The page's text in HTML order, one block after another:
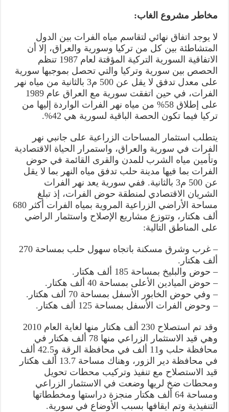
مخاطر مشروع الغاب:
لا يوجد اتفاق نهائي لتقاسم مياه الفرات بين الدول
المتشاطئة بين كل من تركيا وسورية والعراق، إلا أن
الاتفاقية السورية التركية المؤقتة لعام 1987 تنظم
الحصص بين سورية وتركيا والتي تحصل بموجبها سورية
على معدل تدفق لا يقل عن 500 م3 بالثانية من مياه نهر
الفرات، في حين اتفقت سورية مع العراق عام 1989
على إطلاق 58% من مياه نهر الفرات الواردة إليها من
تركيا فيما تكون الحصة الباقية لسورية هي 42%.
يتطلب استثمار المساحات الزراعية على جانبي نهر
الفرات في سورية والعراق، واستمرار الحياة الاقتصادية
وتأمين مياه الشرب للمدن والقرى القائمة في حوض
الفرات بما فيها مدينة حلب تدفق مياه النهر بما لا يقل
عن 500 م3 بالثانية. ففي سورية يعد نهر الفرات
الشريان الاقتصادي لمنطقة حوض الفرات، إذ تبلغ
مساحة الأراضي الزراعية المروية بمياه الفرات أكثر 680
ألف هكتار، وتتوزع مشاريع الإصلاح واستثمار الراضي
على المناطق التالية:
– غرب وشرق مسكنة باتجاه سهول حلب بمساحة 270
ألف هكتار.
– حوض والبليخ بمساحة 185 ألف هكتار.
– حوض الميادين الأعلى بمساحة 40 ألف هكتار.
– وفي حوض الخابور الأسفل بمساحة 70 ألف هكتار.
– وحوض الفرات الأسفل بمساحة 125 ألف هكتار.
وقد تم استصلاح 230 ألف هكتار منها لغاية العام 2010
وهي قيد الاستثمار الزراعي منها 78 ألف هكتار في
محافظة حلب و11 ألف في محافظة الرقة و42.5 ألف
في محافظة دير الزور، وهناك مساحة 13.7 ألف هكتار
قيد الاستصلاح مع تنفيذ وتركيب محطات تحويل
ومحطات ضخ لريها وضعت في الاستثمار الزراعي
ومساحة 64 ألف هكتار منجزة دراستها ومخططاتها
التنفيذية وتم ايقافها بسبب الأوضاع في سورية. ‏‏‏‏‏